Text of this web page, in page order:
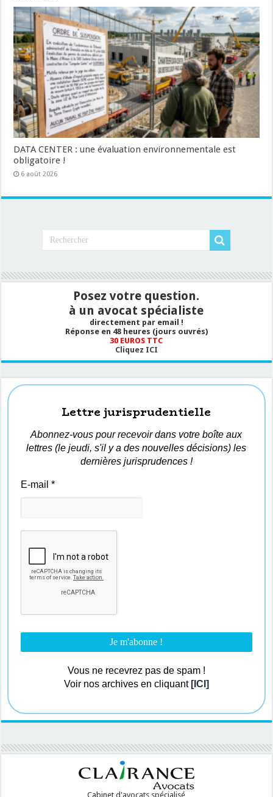
DATA CENTER : une évaluation environnementale est
obligatoire !
6 août 2026
Posez votre question.
à un avocat spécialiste
directement par email !
Réponse en 48 heures (jours ouvrés)
30 EUROS TTC
Cliquez ICI
Lettre jurisprudentielle
Abonnez-vous pour recevoir dans votre boîte aux
lettres (le jeudi, s'il y a des nouvelles décisions) les
dernières jurisprudences !
E-mail*
Vous ne recevrez pas de spam !
Voir nos archives en cliquant [ICI]
Cabinet d'avocats spécialisé